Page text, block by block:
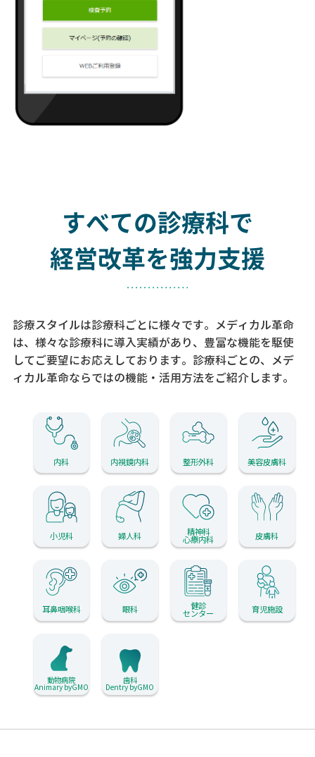
すべての診療科で
経営改革を強力支援
診療スタイルは診療科ごとに様々です。メディカル革命
は、様々な診療科に導入実績があり、 豊富な機能を駆使
してご要望にお応えしております。 診療科ごとの、メデ
ィカル革命ならではの機能・活用方法をご紹介します。
内科 内視鏡内科 整形外科 美容皮膚科
小児科 婦人科 精神科
心療内科 皮膚科
耳鼻咽喉科 眼科 健診
センター 育児施設
動物病院
Animary byGMO
歯科
Dentry byGMO